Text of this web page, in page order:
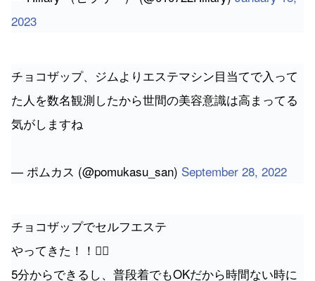
2023
チョコザップ、ジムよりエステマシン目当てで入って
た人を数名観測したから世間の美容意識は高まってる
気がしますね
— ポムカス (@pomukasu_san) September 28, 2022
チョコザップでセルフエステ
やってきた！！💆‍♀️
5分からできるし、普段着でもOKだから時間ない時に